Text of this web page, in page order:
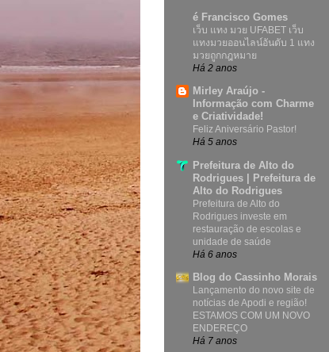
é Francisco Gomes
เว็บ แทง มวย UFABET เว็บ
แทงมวยออนไลน์อันดับ 1 แทง
มวยถูกกฎหมาย
Há 2 anos
Mirley Araújo -
Informação com Charme
e Criatividade!
Feliz Aniversário Pastor!
Há 5 anos
Prefeitura de Alto do
Rodrigues | Prefeitura de
Alto do Rodrigues
Prefeitura de Alto do
Rodrigues investe em
restauração de escolas e
unidade de saúde
Há 6 anos
Blog do Cassinho Morais
Lançamento do novo site de
notícias de Apodi e região!
ESTAMOS COM UM NOVO
ENDEREÇO
Há 7 anos